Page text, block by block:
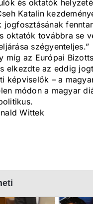
és oktatók
Katalin
jogfosztásának
oktatók továbbra se
szégyenteljes.”
míg az Európai
elkezdte az eddig
képviselők – a
módon a magyar
Wittek